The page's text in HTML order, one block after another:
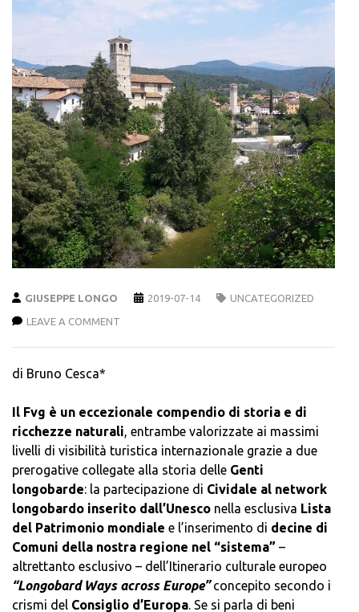
GIUSEPPE LONGO 2019-07-14 UNCATEGORIZED
LEAVE A COMMENT
di Bruno Cesca*
Il Fvg è un eccezionale compendio di storia e di
ricchezze naturali, entrambe valorizzate ai massimi
livelli di visibilità turistica internazionale grazie a due
prerogative collegate alla storia delle Genti
longobarde: la partecipazione di Cividale al network
longobardo inserito dall’Unesco nella esclusiva Lista
del Patrimonio mondiale e l’inserimento di decine di
Comuni della nostra regione nel “sistema” –
altrettanto esclusivo – dell’Itinerario culturale europeo
“Longobard Ways across Europe”concepito secondo i
crismi del Consiglio d’Europa. Se si parla di beni